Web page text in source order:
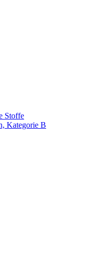
Stoffe
Kategorie B